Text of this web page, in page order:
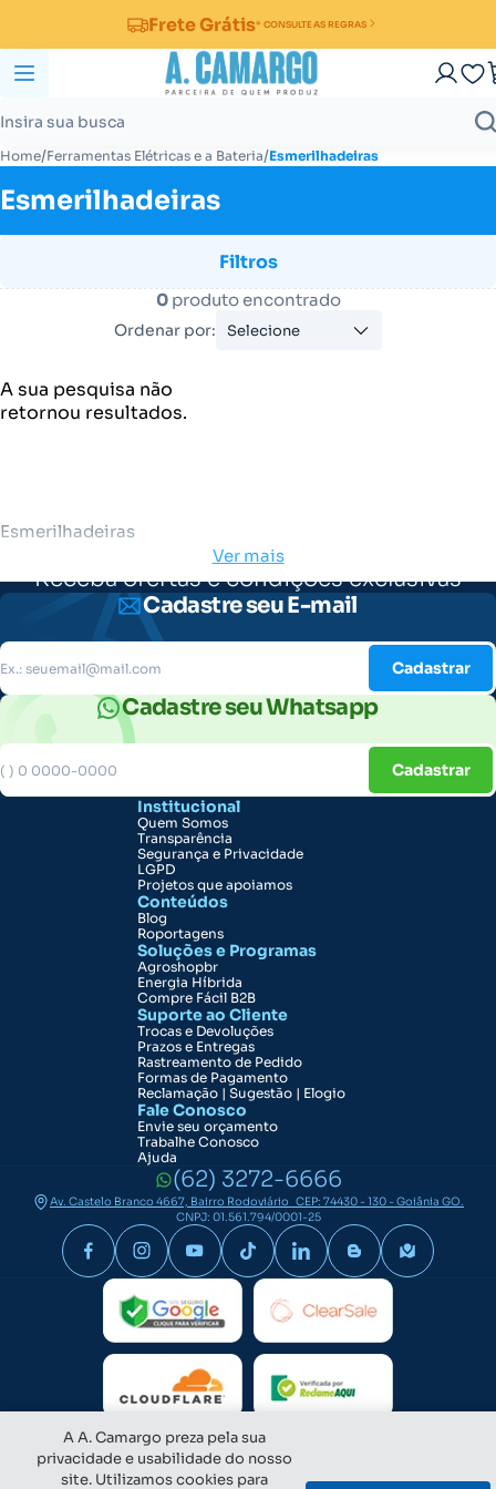
Frete Grátis* CONSULTE AS REGRAS
Home/Ferramentas Elétricas e a Bateria/Esmerilhadeiras
Esmerilhadeiras
Filtros
0produto encontrado
Ordenar por: Selecione
A sua pesquisa não
retornou resultados.
Esmerilhadeiras
Ver mais
Receba ofertas e condições exclusivas
Cadastre seu E-mail
Cadastrar
Cadastre seu Whatsapp
Cadastrar
Institucional
Quem Somos
Transparência
Segurança e Privacidade
LGPD
Projetos que apoiamos
Conteúdos
Blog
Roportagens
Soluções e Programas
Agroshopbr
Energia Híbrida
Compre Fácil B2B
Suporte ao Cliente
Trocas e Devoluções
Prazos e Entregas
Rastreamento de Pedido
Formas de Pagamento
Reclamação | Sugestão | Elogio
Fale Conosco
Envie seu orçamento
Trabalhe Conosco
Ajuda
(62) 3272-6666
Av. Castelo Branco 4667, Bairro Rodoviário CEP: 74430 - 130 - Goiânia GO.
CNPJ: 01.561.794/0001-25
A A. Camargo preza pela sua
privacidade e usabilidade do nosso
site. Utilizamos cookies para